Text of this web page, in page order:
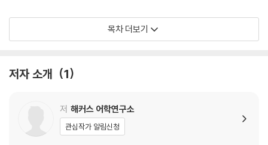
2nd Week 문제 유형 공략하기 Part 1, 2
3일 문장/순서도 완성하기 Sentence/Flow-chart Completion
5일 지도/평면도/다이어그램 완성하기 Map/Plan/Diagram Labelling
6일 단답형 Short Answer
목차 더보기
저자 소개 1
저 해커스 어학연구소
관심작가 알림신청